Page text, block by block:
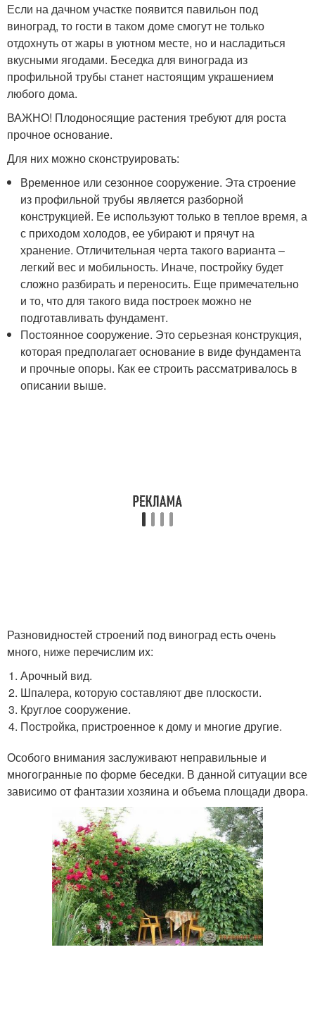
Если на дачном участке появится павильон под
виноград, то гости в таком доме смогут не только
отдохнуть от жары в уютном месте, но и насладиться
вкусными ягодами. Беседка для винограда из
профильной трубы станет настоящим украшением
любого дома.
ВАЖНО! Плодоносящие растения требуют для роста
прочное основание.
Для них можно сконструировать:
Временное или сезонное сооружение. Эта строение
из профильной трубы является разборной
конструкцией. Ее используют только в теплое время, а
с приходом холодов, ее убирают и прячут на
хранение. Отличительная черта такого варианта –
легкий вес и мобильность. Иначе, постройку будет
сложно разбирать и переносить. Еще примечательно
и то, что для такого вида построек можно не
подготавливать фундамент.
Постоянное сооружение. Это серьезная конструкция,
которая предполагает основание в виде фундамента
и прочные опоры. Как ее строить рассматривалось в
описании выше.
Разновидностей строений под виноград есть очень
много, ниже перечислим их:
Арочный вид.
Шпалера, которую составляют две плоскости.
Круглое сооружение.
Постройка, пристроенное к дому и многие другие.
Особого внимания заслуживают неправильные и
многогранные по форме беседки. В данной ситуации все
зависимо от фантазии хозяина и объема площади двора.